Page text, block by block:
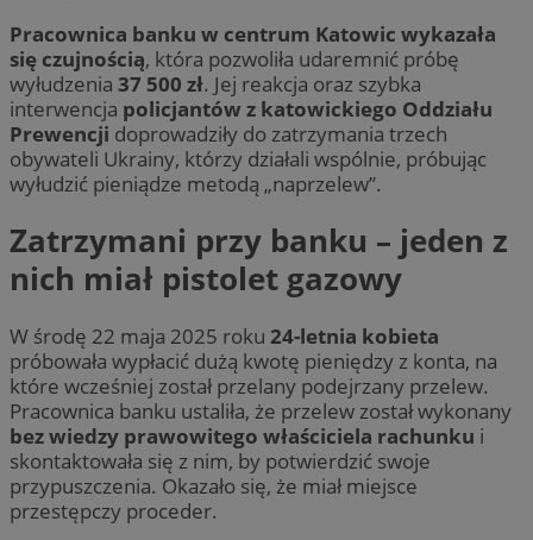
Pracownica banku w centrum Katowic wykazała
się czujnością, która pozwoliła udaremnić próbę
wyłudzenia 37 500 zł. Jej reakcja oraz szybka
interwencja policjantów z katowickiego Oddziału
Prewencji doprowadziły do zatrzymania trzech
obywateli Ukrainy, którzy działali wspólnie, próbując
wyłudzić pieniądze metodą „naprzelew”.
Zatrzymani przy banku – jeden z
nich miał pistolet gazowy
W środę 22 maja 2025 roku 24-letnia kobieta
próbowała wypłacić dużą kwotę pieniędzy z konta, na
które wcześniej został przelany podejrzany przelew.
Pracownica banku ustaliła, że przelew został wykonany
bez wiedzy prawowitego właściciela rachunku i
skontaktowała się z nim, by potwierdzić swoje
przypuszczenia. Okazało się, że miał miejsce
przestępczy proceder.